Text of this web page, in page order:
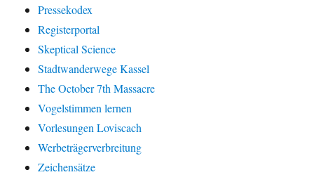
Pressekodex
Registerportal
Skeptical Science
Stadtwanderwege Kassel
The October 7th Massacre
Vogelstimmen lernen
Vorlesungen Loviscach
Werbeträgerverbreitung
Zeichensätze